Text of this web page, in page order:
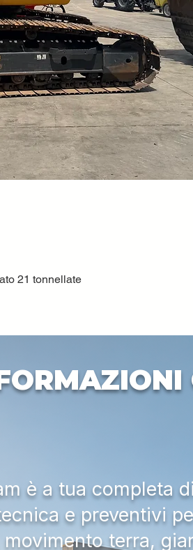
Vista rapida
21 tonnellate
è a tua completa
e preventivi
terra,